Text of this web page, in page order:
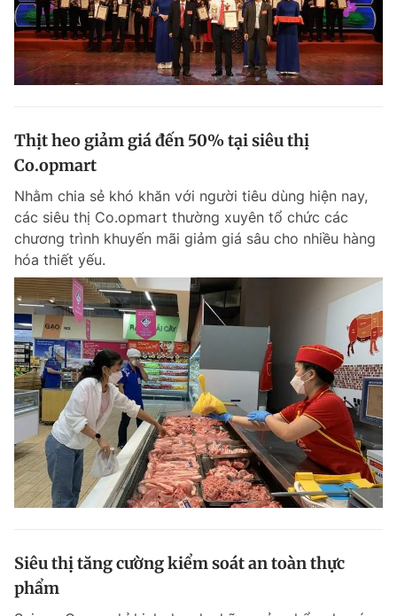
Thịt heo giảm giá đến 50% tại siêu thị
Co.opmart
Nhằm chia sẻ khó khăn với người tiêu dùng hiện nay,
các siêu thị Co.opmart thường xuyên tổ chức các
chương trình khuyến mãi giảm giá sâu cho nhiều hàng
hóa thiết yếu.
Siêu thị tăng cường kiểm soát an toàn thực
phẩm